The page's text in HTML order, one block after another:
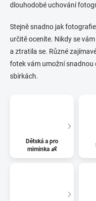
dlouhodobé uchování
Stejně snadno jak
určitě oceníte. Nikdy se
a ztratila se. Různé
fotek vám umožní
sbírkách.
Dětská a pro
miminka 👶